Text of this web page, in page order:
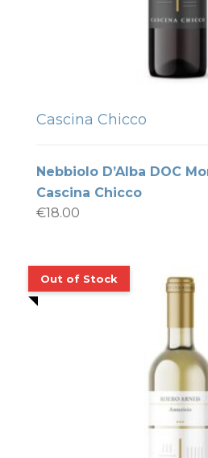
Cascina Chicco
Nebbiolo D’Alba DOC
Cascina Chicco
€18.00